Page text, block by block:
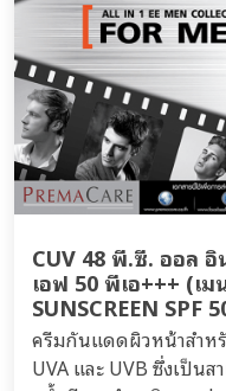
CUV 48 พี.ซี. ออล
เอฟ 50 พีเอ+++ (เ
SUNSCREEN SPF
ครีมกันแดดผิวหน้าสำห
UVA และ UVB ซึ่งเป็น